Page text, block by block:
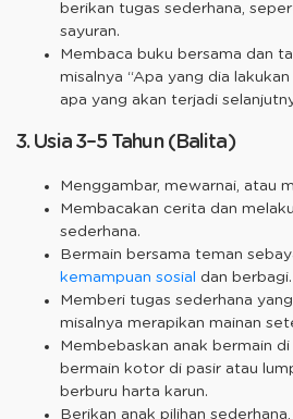
berikan tugas sederhana,
sayuran.
Membaca buku bersama dan
misalnya “Apa yang dia
apa yang akan terjadi
3. Usia 3–5 Tahun (Balita)
Menggambar, mewarnai, atau
Membacakan cerita dan
sederhana.
Bermain bersama teman
kemampuan sosial dan berbagi.
Memberi tugas sederhana
misalnya merapikan mainan
Membebaskan anak bermain
bermain kotor di pasir atau
berburu harta karun.
Berikan anak pilihan